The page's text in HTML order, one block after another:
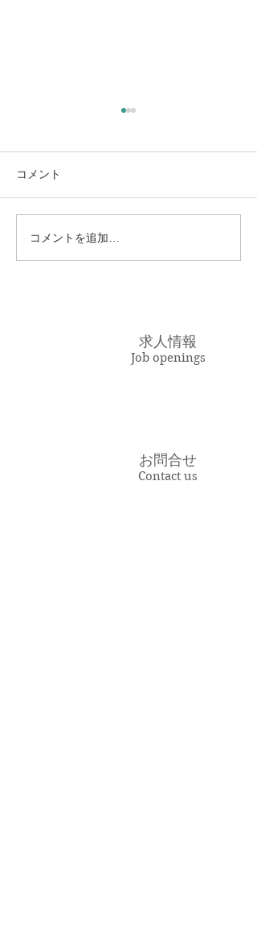
2022年４月18日 5年か6年振
りになりますでしょうか。17
アムを訪れました。前回の時
は阪神戦で、先発は前田健太
コメント
コメントを追加…
求人情報
Job openings
お問合せ
Contact us